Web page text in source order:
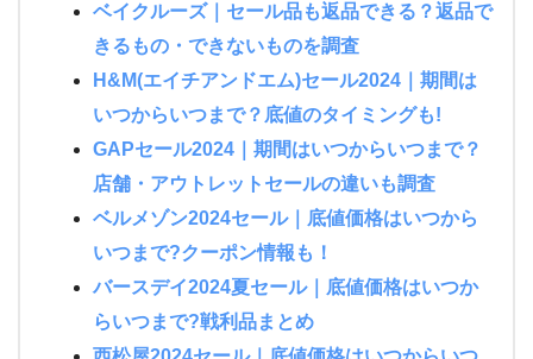
ベイクルーズ｜セール品も返品できる？返品で
きるもの・できないものを調査
H&M(エイチアンドエム)セール2024｜期間は
いつからいつまで？底値のタイミングも!
GAPセール2024｜期間はいつからいつまで？
店舗・アウトレットセールの違いも調査
ベルメゾン2024セール｜底値価格はいつから
いつまで?クーポン情報も！
バースデイ2024夏セール｜底値価格はいつか
らいつまで?戦利品まとめ